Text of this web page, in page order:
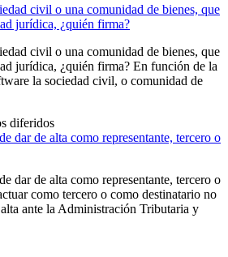
civil o una comunidad de bienes, que
jurídica, ¿quién firma?
civil o una comunidad de bienes, que
jurídica, ¿quién firma? En función de la
la sociedad civil, o comunidad de
diferidos
dar de alta como representante, tercero o
dar de alta como representante, tercero o
como tercero o como destinatario no
ante la Administración Tributaria y